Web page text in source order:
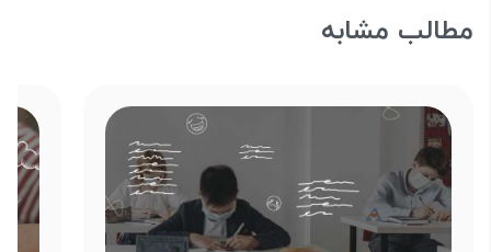
مطالب مشابه